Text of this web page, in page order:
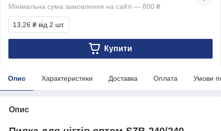
Мінімальна сума замовлення на сайті — 800 ₴
13,26 ₴ від 2 шт.
Купити
Опис Характеристики Доставка Оплата Умови
Опис